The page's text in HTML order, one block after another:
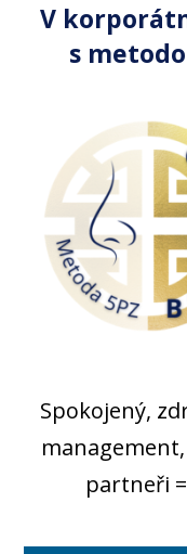
V
s
Spokojený,
partneři =